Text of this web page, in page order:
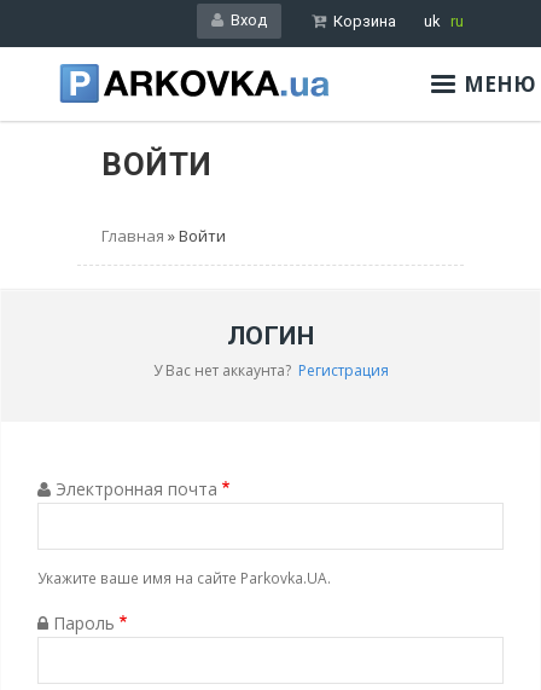
к
основному
содержанию
uk ru
Корзина
Вход
МЕНЮ
ВОЙТИ
Главная Войти
ЛОГИН
У Вас нет аккаунта? Регистрация
Электронная почта
Укажите ваше имя на сайте Parkovka.UA.
Пароль